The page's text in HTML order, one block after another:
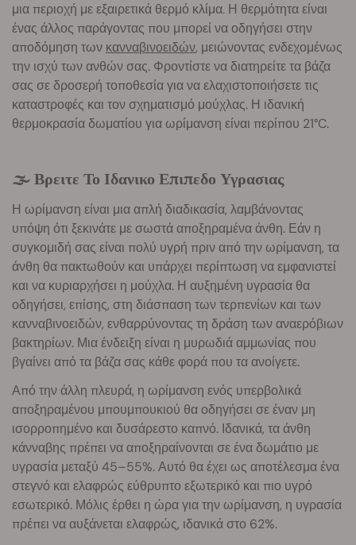
μια περιοχή με εξαιρετικά θερμό κλίμα. Η θερμότητα είναι
ένας άλλος παράγοντας που μπορεί να οδηγήσει στην
αποδόμηση των κανναβινοειδών, μειώνοντας ενδεχομένως
την ισχύ των ανθών σας. Φροντίστε να διατηρείτε τα βάζα
σας σε δροσερή τοποθεσία για να ελαχιστοποιήσετε τις
καταστροφές και τον σχηματισμό μούχλας. Η ιδανική
θερμοκρασία δωματίου για ωρίμανση είναι περίπου 21°C.
🌫️ Βρειτε Το Ιδανικο Επιπεδο Υγρασιας
Η ωρίμανση είναι μια απλή διαδικασία, λαμβάνοντας
υπόψη ότι ξεκινάτε με σωστά αποξηραμένα άνθη. Εάν η
συγκομιδή σας είναι πολύ υγρή πριν από την ωρίμανση, τα
άνθη θα πακτωθούν και υπάρχει περίπτωση να εμφανιστεί
και να κυριαρχήσει η μούχλα. Η αυξημένη υγρασία θα
οδηγήσει, επίσης, στη διάσπαση των τερπενίων και των
κανναβινοειδών, ενθαρρύνοντας τη δράση των αναερόβιων
βακτηρίων. Μια ένδειξη είναι η μυρωδιά αμμωνίας που
βγαίνει από τα βάζα σας κάθε φορά που τα ανοίγετε.
Από την άλλη πλευρά, η ωρίμανση ενός υπερβολικά
αποξηραμένου μπουμπουκιού θα οδηγήσει σε έναν μη
ισορροπημένο και δυσάρεστο καπνό. Ιδανικά, τα άνθη
κάνναβης πρέπει να αποξηραίνονται σε ένα δωμάτιο με
υγρασία μεταξύ 45–55%. Αυτό θα έχει ως αποτέλεσμα ένα
στεγνό και ελαφρώς εύθρυπτο εξωτερικό και πιο υγρό
εσωτερικό. Μόλις έρθει η ώρα για την ωρίμανση, η υγρασία
πρέπει να αυξάνεται ελαφρώς, ιδανικά στο 62%.